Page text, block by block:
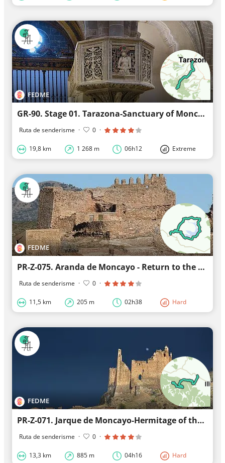
FEDME
GR-90. Stage 01. Tarazona-Sanctuary of Moncayo
Ruta de senderisme · 0 ·
19,8 km 1 268 m 06h12 Extreme
FEDME
PR-Z-075. Aranda de Moncayo - Return to the Maidevera Reservoir
Ruta de senderisme · 0 ·
11,5 km 205 m 02h38 Hard
FEDME
PR-Z-071. Jarque de Moncayo-Hermitage of the Virgin of the Sierra
Ruta de senderisme · 0 ·
13,3 km 885 m 04h16 Hard